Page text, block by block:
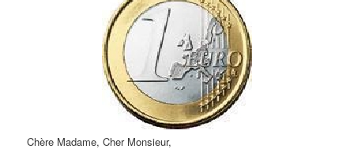
Chère Madame, Cher Monsieur,